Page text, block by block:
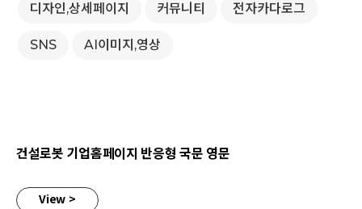
디자인,상세페이지 커뮤니티 전자카다로그
SNS AI이미지,영상
건설로봇 기업홈페이지 반응형 국문 영문
View >